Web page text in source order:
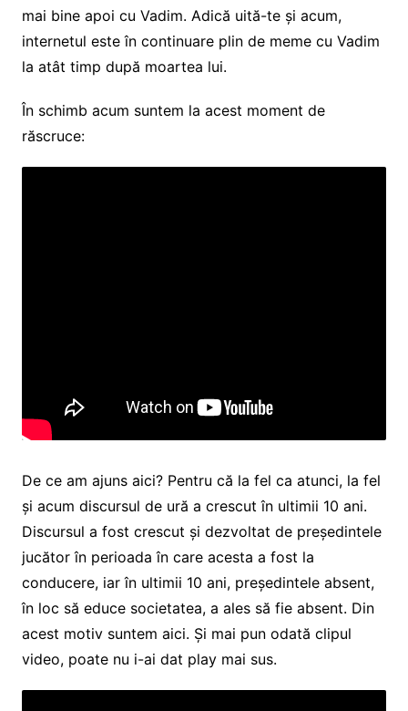
mai bine apoi cu Vadim. Adică uită-te și acum,
internetul este în continuare plin de meme cu Vadim
la atât timp după moartea lui.
În schimb acum suntem la acest moment de
răscruce:
De ce am ajuns aici? Pentru că la fel ca atunci, la fel
și acum discursul de ură a crescut în ultimii 10 ani.
Discursul a fost crescut și dezvoltat de președintele
jucător în perioada în care acesta a fost la
conducere, iar în ultimii 10 ani, președintele absent,
în loc să educe societatea, a ales să fie absent. Din
acest motiv suntem aici. Și mai pun odată clipul
video, poate nu i-ai dat play mai sus.